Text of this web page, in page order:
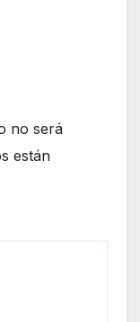
no será
están